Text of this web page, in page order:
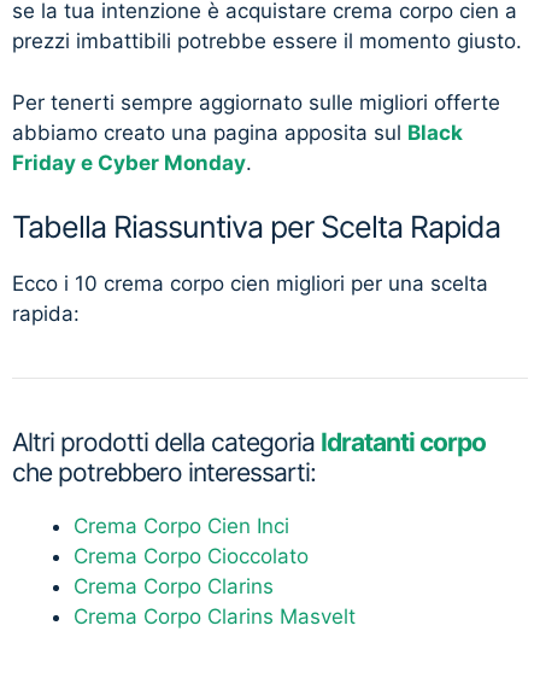
se la tua intenzione è acquistare crema corpo cien a
prezzi imbattibili potrebbe essere il momento giusto.
Per tenerti sempre aggiornato sulle migliori offerte
abbiamo creato una pagina apposita sul Black
Friday e Cyber Monday.
Tabella Riassuntiva per Scelta Rapida
Ecco i 10 crema corpo cien migliori per una scelta
rapida:
Altri prodotti della categoria Idratanti corpo
che potrebbero interessarti:
Crema Corpo Cien Inci
Crema Corpo Cioccolato
Crema Corpo Clarins
Crema Corpo Clarins Masvelt